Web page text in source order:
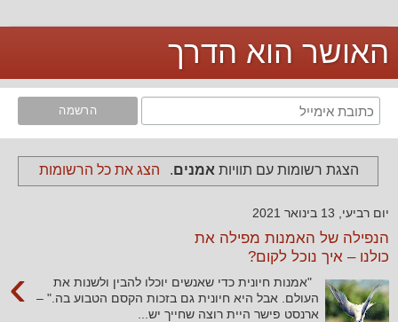
האושר הוא הדרך
‏הצגת רשומות עם תוויות אמנים. הצג את כל הרשומות
יום רביעי, 13 בינואר 2021
הנפילה של האמנות מפילה את
כולנו – איך נוכל לקום?
›
"אמנות חיונית כדי שאנשים יוכלו להבין ולשנות את
העולם. אבל היא חיונית גם בזכות הקסם הטבוע בה." –
ארנסט פישר היית רוצה שחייך יש...